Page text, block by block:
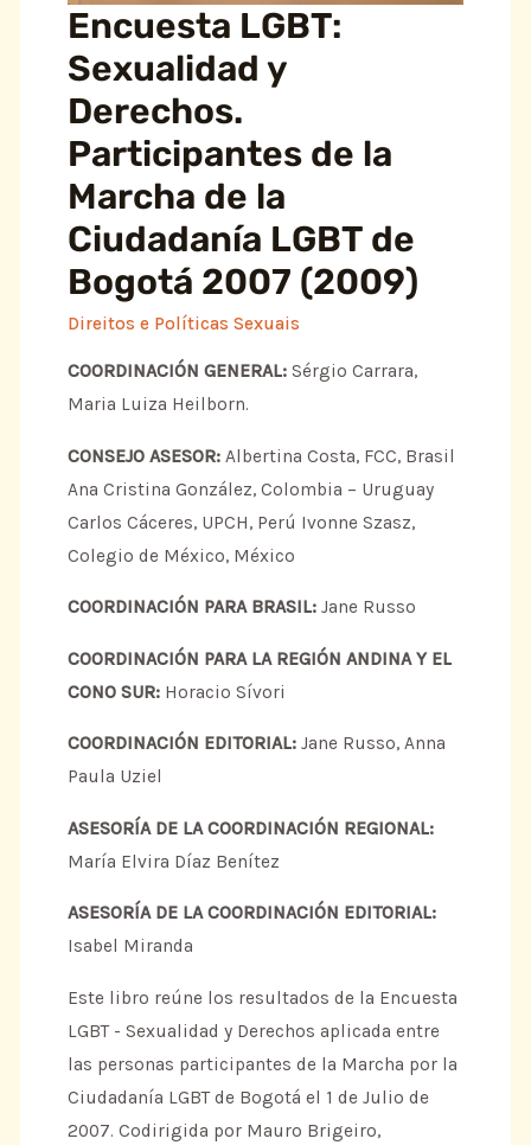
Encuesta LGBT:
Sexualidad y
Derechos.
Participantes de la
Marcha de la
Ciudadanía LGBT de
Bogotá 2007 (2009)
Direitos e Políticas Sexuais
COORDINACIÓN GENERAL:Sérgio Carrara,
Maria Luiza Heilborn.
CONSEJO ASESOR: Albertina Costa, FCC, Brasil
Ana Cristina González, Colombia – Uruguay
Carlos Cáceres, UPCH, Perú Ivonne Szasz,
Colegio de México, México
COORDINACIÓN PARA BRASIL: Jane Russo
COORDINACIÓN PARA LA REGIÓN ANDINA Y EL
CONO SUR: Horacio Sívori
COORDINACIÓN EDITORIAL:Jane Russo, Anna
Paula Uziel
ASESORÍA DE LA COORDINACIÓN REGIONAL:
María Elvira Díaz Benítez
ASESORÍA DE LA COORDINACIÓN EDITORIAL:
Isabel Miranda
Este libro reúne los resultados de la Encuesta
LGBT - Sexualidad y Derechos aplicada entre
las personas participantes de la Marcha por la
Ciudadanía LGBT de Bogotá el 1 de Julio de
2007. Codirigida por Mauro Brigeiro,